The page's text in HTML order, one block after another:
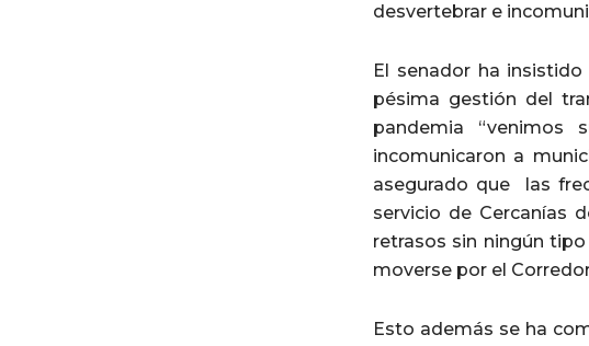
desvertebrar e
El senador ha
pésima gestión del
pandemia “venimos
incomunicaron a
asegurado que las
servicio de Cercanías
retrasos sin ningún
moverse por el
Esto además se ha